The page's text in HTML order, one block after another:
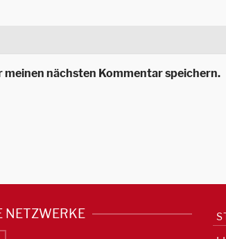
meinen nächsten Kommentar speichern.
NETZWERKE